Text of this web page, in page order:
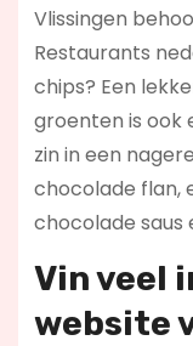
Vlissingen
Restaurants
chips? Een
groenten is ook
zin in een
chocolade flan,
chocolade saus
Vin veel
website